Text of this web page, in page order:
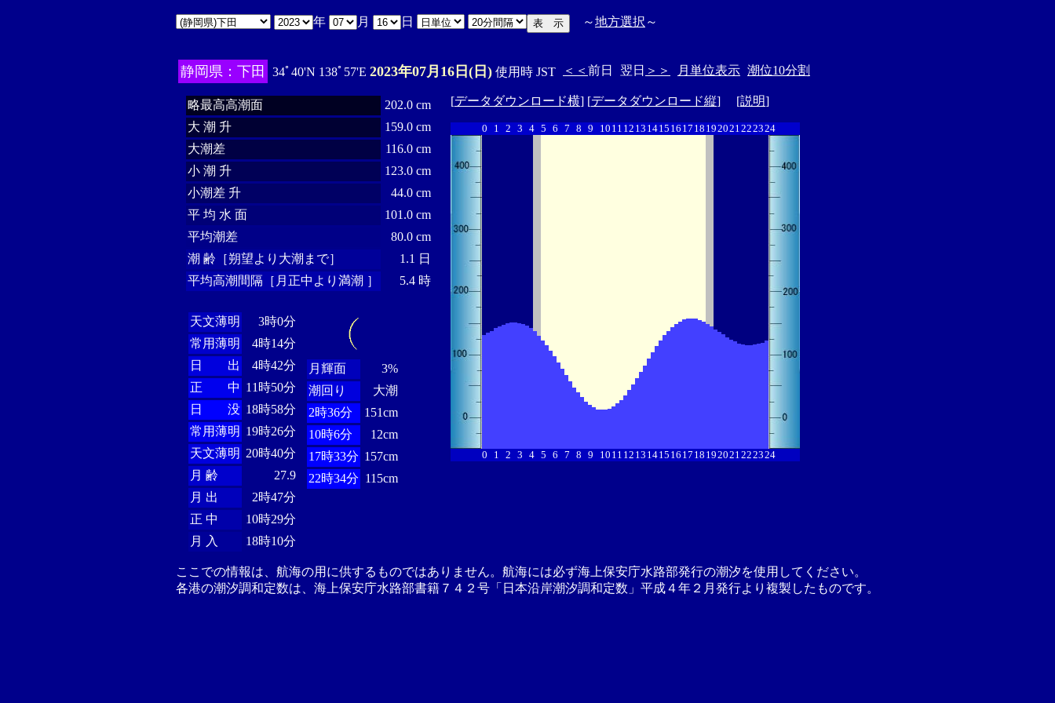
年 月 日 ～地方選択 ～
静岡県：下田 34ﾟ40'N 138ﾟ57'E 2023年07月16日(日) 使用時 JST ＜＜ 前日 翌日 ＞＞ 月単位表示 潮位10分割
略最高高潮面
202.0 cm
大 潮 升
159.0 cm
大潮差
116.0 cm
小 潮 升
123.0 cm
小潮差 升
44.0 cm
平 均 水 面
101.0 cm
平均潮差
80.0 cm
潮 齢［朔望より大潮まで］
1.1 日
平均高潮間隔［月正中より満潮 ］
5.4 時
天文薄明
3時0分
常用薄明
4時14分
日 出
4時42分
正 中 11時50分
日 没 18時58分
常用薄明 19時26分
天文薄明 20時40分
月 齢
27.9
月 出
2時47分
正 中
10時29分
月 入
18時10分
月輝面
3%
潮回り
大潮
2時36分
151cm
10時6分
12cm
17時33分 157cm
22時34分 115cm
[データダウンロード横] [データダウンロード縦] [説明]
0 1 2 3 4 5 6 7 8 9 10 11 12 13 1415 16 17 18 192021222324
0 1 2 3 4 5 6 7 8 9 10 11 12 13 1415 16 17 18 192021222324
ここでの情報は、航海の用に供するものではありません。航海には必ず海上保安庁水路部発行の潮汐を使用してください。
各港の潮汐調和定数は、海上保安庁水路部書籍７４２号「日本沿岸潮汐調和定数」平成４年２月発行より複製したものです。